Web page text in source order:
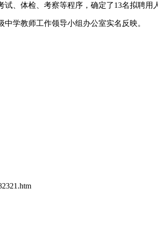
、体检、考察等程序，确定了13名拟聘用
学教师工作领导小组办公室实名反映。